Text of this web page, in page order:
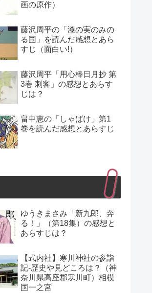
画の原作）
藤沢周平の「漆の実のみの
る国」を読んだ感想とあら
すじ（面白い!）
藤沢周平「用心棒日月抄 第
3巻 刺客」の感想とあらす
じは？
畠中恵の「しゃばけ」第1
巻を読んだ感想とあらすじ
ゆうきまさみ「新九郎、奔
る！」（第18集）の感想と
あらすじは？
【式内社】寒川神社の参詣
記-歴史や見どころは？（神
奈川県高座郡寒川町）相模
国一之宮